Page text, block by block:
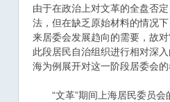
由于在政治上对文革的全盘否
法，但在缺乏原始材料的情况
来居委会发展趋向的需要，故
此段居民自治组织进行相对深
海为例展开对这一阶段居委会
“文革”期间上海居民委员会